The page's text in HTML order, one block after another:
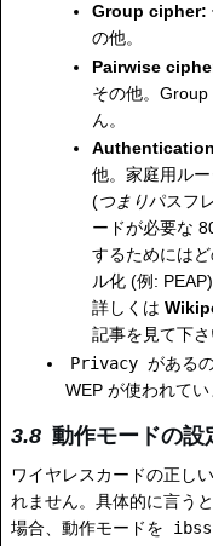
Group cipher:
の他。
Pairwise
その他。
ん。
他。家庭用ル
(つまりパスフ
ードが必要な
するためには
ル化 (例:
詳しくは
記事を見て下さ
Privacy がある
WEP が使われてい
動作モードの設
ワイヤレスカードの正し
れません。具体的に言うと
場合、動作モードを
ibss